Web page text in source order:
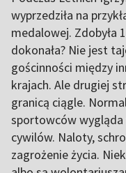
wyprzedziła na
medalowej. Zdobyła
dokonała? Nie jest
gościnności między
krajach. Ale drugiej
granicą ciągle.
sportowców wygląda
cywilów. Naloty,
zagrożenie życia.